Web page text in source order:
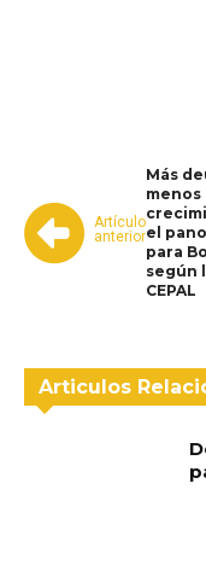
Artículo
anterior
Más
menos
el
para
según
CEPAL
Articulos